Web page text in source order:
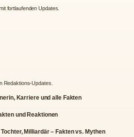
fortlaufenden Updates.
Redaktions-Updates.
Karriere und alle Fakten
und Reaktionen
Milliardär – Fakten vs. Mythen